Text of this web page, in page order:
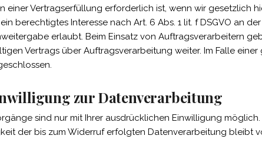
einer Vertragserfüllung erforderlich ist, wenn wir gesetzlich
berechtigtes Interesse nach Art. 6 Abs. 1 lit. f DSGVO an
erlaubt. Beim Einsatz von Auftragsverarbeitern
Vertrags über Auftragsverarbeitung weiter. Im Falle
zur Datenverarbeitung
sind nur mit Ihrer ausdrücklichen Einwilligung
der bis zum Widerruf erfolgten Datenverarbeitung bleibt